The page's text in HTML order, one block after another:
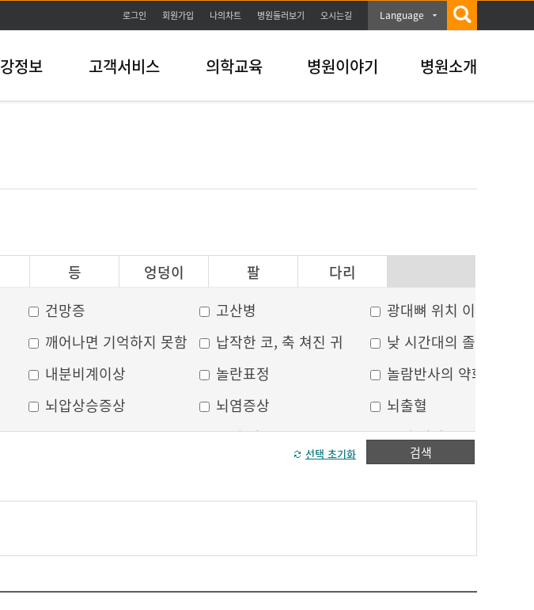
가기
로그인 회원가입 나의차트 병원둘러보기 오시는길 Language
정보 고객서비스 의학교육 병원이야기 병원소개
등 엉덩이 팔
다리
건망증 고산병
광대뼈 위치 이상
깨어나면 기억하지 못함 납작한 코, 축 쳐진 귀
낮 시간대의 졸음
내분비계이상 놀란표정
놀람반사의 약화
뇌압상승증상 뇌염증상
뇌출혈
두통 두피 건조
두피 열상
모발이 거침
박동성 통증 방향감각 상실
볼, 눈주위 움푹 꺼짐
언어장애 얼굴 중심선이 안맞음
얼굴 한쪽의 반점
검색
선택 초기화